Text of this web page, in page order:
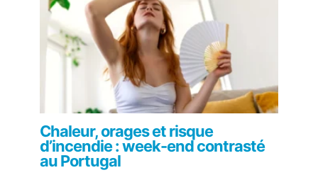
Chaleur, orages et risque
d’incendie : week-end contrasté
au Portugal